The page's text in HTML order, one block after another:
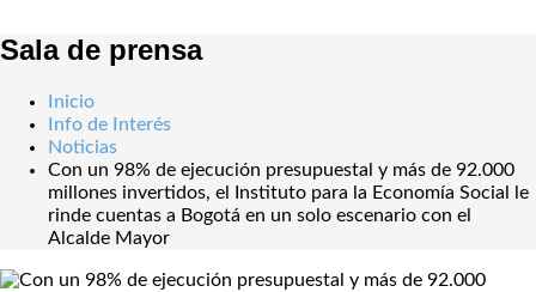
Sala de prensa
Inicio
Info de Interés
Noticias
Con un 98% de ejecución presupuestal y más de 92.000
millones invertidos, el Instituto para la Economía Social le
rinde cuentas a Bogotá en un solo escenario con el
Alcalde Mayor